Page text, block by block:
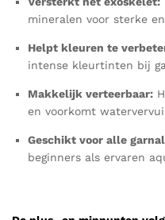
mineralen voor sterke
Helpt kleuren te
intense kleurtinten bij
Makkelijk verteerbaar:
en voorkomt
Geschikt voor alle
beginners als ervaren